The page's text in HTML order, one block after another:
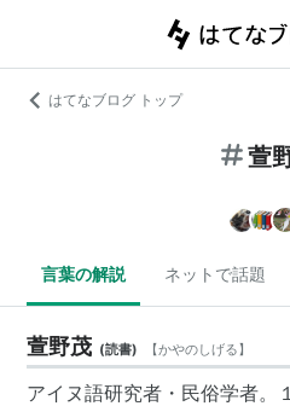
はてなブログ トップ
萱
言葉の解説 ネットで話題
萱野茂 (読書) 【かやのしげる】
アイヌ語研究者・民俗学者。